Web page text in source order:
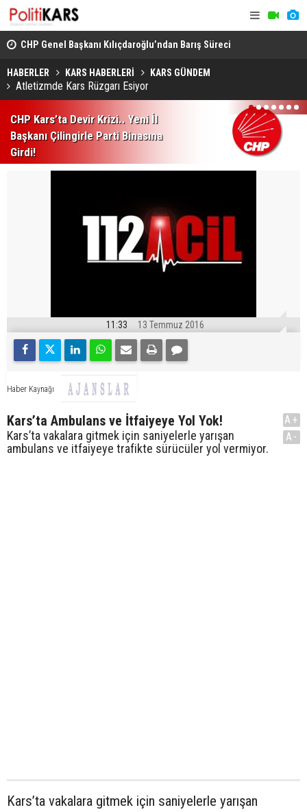
CHP Genel Başkanı Kılıçdaroğlu’ndan Barış Süreci
Vurgusu.. Sorumluluk Alacağız!
HABERLER KARS HABERLERİ KARS GÜNDEM
Atletizmde Kars Rüzgarı Esiyor
CHP Kars’ta Devir Krizi.. Yeni İl
Başkanı Çilingirle Parti Binasına
Girdi!
1 2 3 4 5 6 7
11:33 13 Temmuz 2016
Haber Kaynağı
Kars’ta Ambulans ve İtfaiyeye Yol Yok!
Kars’ta vakalara gitmek için saniyelerle yarışan
ambulans ve itfaiyeye trafikte sürücüler yol vermiyor.
A+
A-
Kars’ta vakalara gitmek için saniyelerle yarışan